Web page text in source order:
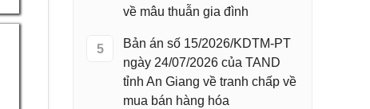
về mâu thuẫn gia đình
5
Bản án số 15/2026/KDTM-PT
ngày 24/07/2026 của TAND
tỉnh An Giang về tranh chấp về
mua bán hàng hóa